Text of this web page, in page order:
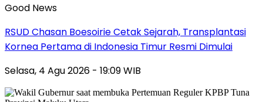
Good News
RSUD Chasan Boesoirie Cetak Sejarah, Transplantasi
Kornea Pertama di Indonesia Timur Resmi Dimulai
Selasa, 4 Agu 2026 - 19:09 WIB